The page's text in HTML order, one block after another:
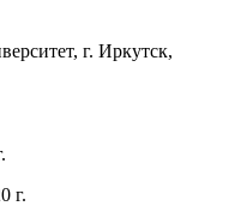
г. Иркутск,
г.